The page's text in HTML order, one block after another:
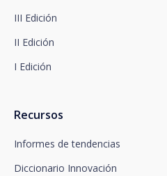
III Edición
II Edición
I Edición
Recursos
Informes de tendencias
Diccionario Innovación
apartado de Política de
aconsejamos consulte.